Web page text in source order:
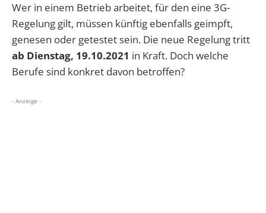
Wer in einem Betrieb arbeitet, für den eine 3G-
Regelung gilt, müssen künftig ebenfalls geimpft,
genesen oder getestet sein. Die neue Regelung tritt
ab Dienstag, 19.10.2021 in Kraft. Doch welche
Berufe sind konkret davon betroffen?
- Anzeige -